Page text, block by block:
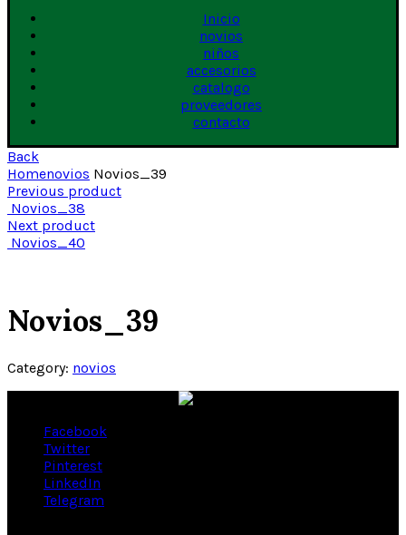
Inicio
novios
niños
accesorios
catalogo
proveedores
contacto
Back
Homenovios Novios_39
Previous product
Novios_38
Next product
Novios_40
Novios_39
Category: novios
Facebook
Twitter
Pinterest
LinkedIn
Telegram